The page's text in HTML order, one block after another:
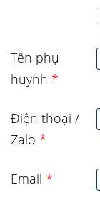
Tên phụ
huynh *
Điện thoại /
Zalo *
Email *